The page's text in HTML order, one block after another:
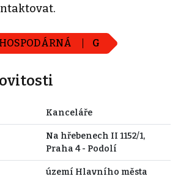
G
Kanceláře
Na hřebenech II 1152/1,
Praha 4 - Podolí
území Hlavního města